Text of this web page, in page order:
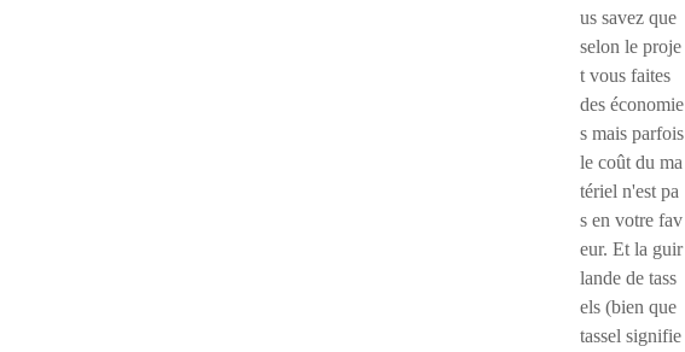
us savez que
selon le proje
t vous faites
des économie
s mais parfois
le coût du ma
tériel n'est pa
s en votre fav
eur. Et la guir
lande de tass
els (bien que
tassel signifie